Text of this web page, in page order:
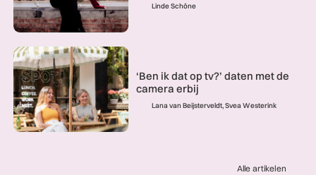
Linde Schöne
‘Ben ik dat op tv?’ daten met de
camera erbij
Lana van Beijsterveldt, Svea Westerink
Alle artikelen